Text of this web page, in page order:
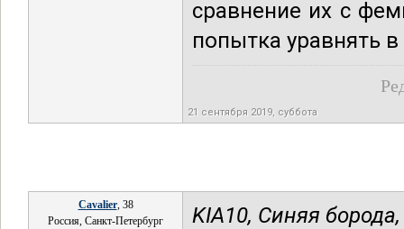
сравнение их с
попытка уравнять
21 сентября 2019, суббота
Cavalier, 38
Россия, Санкт-Петербург
KIA10, Синяя борода,